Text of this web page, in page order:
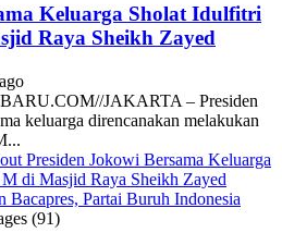
Keluarga Sholat Idulfitri
Raya Sheikh Zayed
JAKARTA – Presiden
keluarga direncanakan melakukan
Presiden Jokowi Bersama Keluarga
di Masjid Raya Sheikh Zayed
Partai Buruh Indonesia